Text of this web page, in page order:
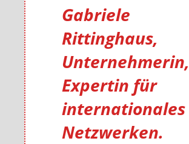
Gabriele
Rittinghaus,
Unternehmerin,
Expertin für
internationales
Netzwerken.